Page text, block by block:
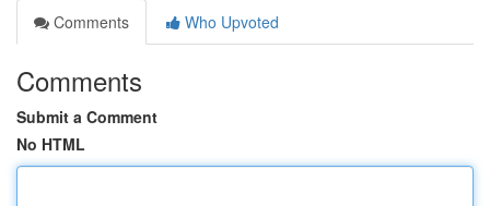
Comments
Who Upvoted
Comments
Submit a Comment
No HTML